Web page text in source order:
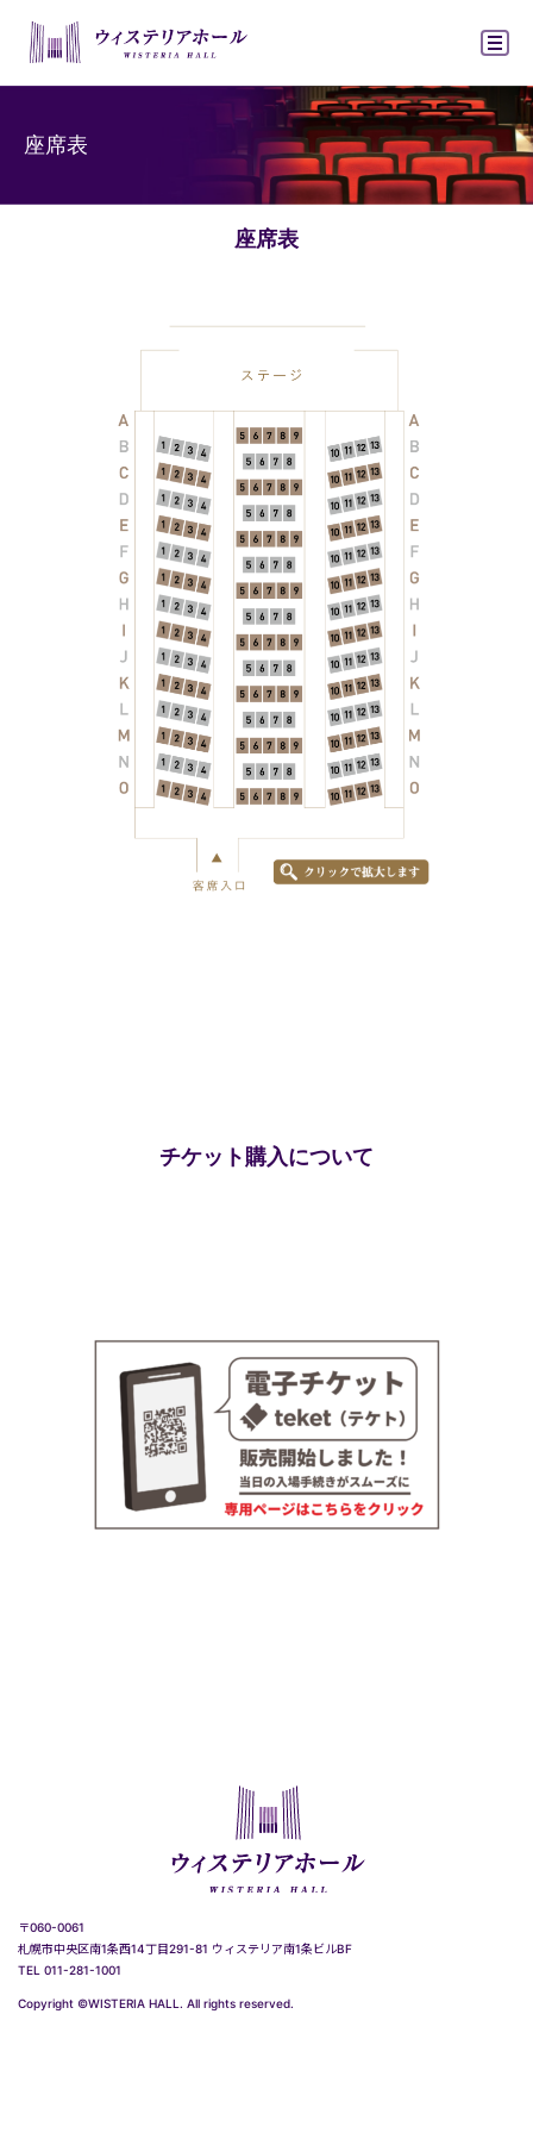
ウィステリアホ
座席表
座席表
チケット購入について
〒060-0061
札幌市中央区南1条西14丁目291-81 ウィステリア南1条ビルBF
TEL 011-281-1001
Copyright ©WISTERIA HALL. All rights reserved.